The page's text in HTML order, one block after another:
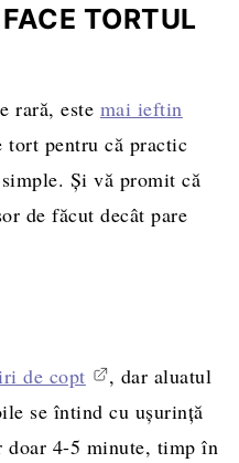
TORTUL
rară, este mai ieftin
tort pentru că practic
Și vă promit că
de făcut decât pare
de copt
, dar aluatul
se întind cu ușurință
doar 4-5 minute, timp în